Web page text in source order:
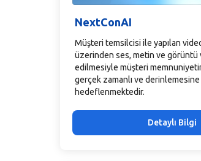
NextConAI
Müşteri temsilcisi ile yapılan
üzerinden ses, metin ve görüntü
edilmesiyle müşteri
gerçek zamanlı ve
hedeflenmektedir.
Detaylı Bilgi